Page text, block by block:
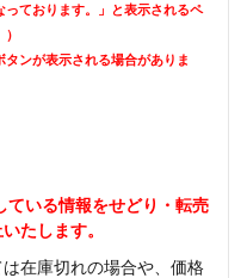
ております。」と表示されるペ
ンが表示される場合がありま
ている情報をせどり・転売
たします。
在庫切れの場合や、価格